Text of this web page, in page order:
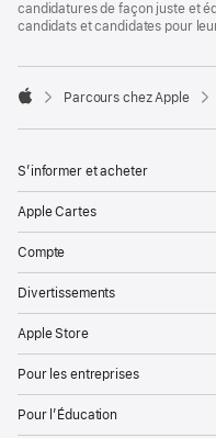
candidatures de façon juste et
candidats et candidates pour

Parcours chez Apple
S’informer et acheter
Apple Cartes
Compte
Divertissements
Apple Store
Pour les entreprises
Pour l’Éducation